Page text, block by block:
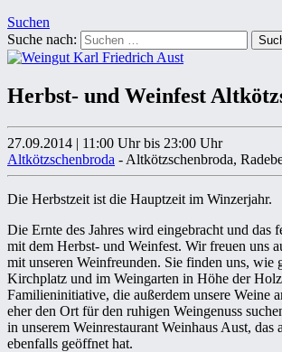
Suchen
Suche nach:
Herbst- und Weinfest
27.09.2014 | 11:00 Uhr bis 23:00 Uhr
Altkötzschenbroda - Altkötzschenbroda,
Die Herbstzeit ist die Hauptzeit im Winzerjahr.
Die Ernte des Jahres wird eingebracht und das
mit dem Herbst- und Weinfest. Wir freuen uns
mit unseren Weinfreunden. Sie finden uns, wie
Kirchplatz und im Weingarten in Höhe der
Familieninitiative, die außerdem unsere Weine
eher den Ort für den ruhigen Weingenuss
in unserem Weinrestaurant Weinhaus Aust, das
ebenfalls geöffnet hat.